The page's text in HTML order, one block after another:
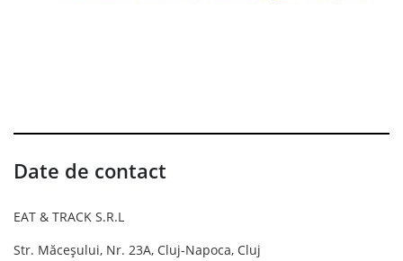
Date de contact
EAT & TRACK S.R.L
Str. Măceșului, Nr. 23A, Cluj-Napoca, Cluj